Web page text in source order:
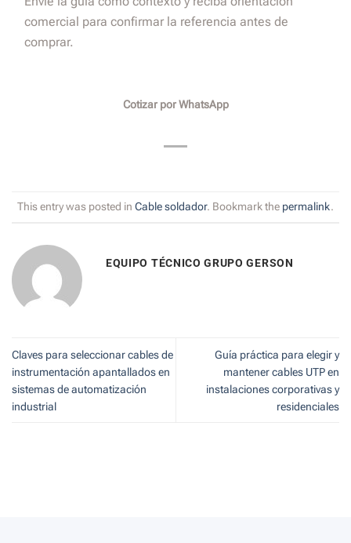
comercial para confirmar la referencia antes de
comprar.
Cotizar por WhatsApp
This entry was posted in Cable soldador. Bookmark the permalink.
EQUIPO TÉCNICO GRUPO GERSON
Claves para seleccionar cables de
instrumentación apantallados en
sistemas de automatización
industrial
Guía práctica para elegir y
mantener cables UTP en
instalaciones corporativas y
residenciales